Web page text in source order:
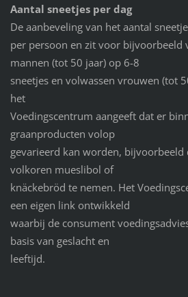
Aantal sneetjes per dag
De aanbeveling van het aantal
per persoon en zit voor bijvoorbeeld
mannen (tot 50 jaar) op 6-8
sneetjes en volwassen vrouwen (tot
het
Voedingscentrum aangeeft dat er
graanproducten volop
gevarieerd kan worden,
volkoren mueslibol of
knäckebröd te nemen. Het
een eigen link ontwikkeld
waarbij de consument
basis van geslacht en
leeftijd.